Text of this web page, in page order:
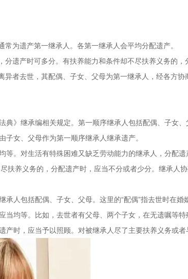
为遗产第一继承人。各第一继承人会平均分配遗产。
遗产时可多分。有扶养能力和条件却不尽扶养义务的，
者去世，其配偶、子女、父母为第一继承人，经各方
》继承编相关规定。第一顺序继承人包括配偶、子女、
女、父母作为第一顺序继承人继承遗产。
等。对生活有特殊困难又缺乏劳动能力的继承人，分配
扶养义务的，分配遗产时，应当不分或者少分。继承人协
人包括配偶、子女、父母。这里的“配偶”指去世时在婚
均等。比如，去世者有父母、两个子女，在无遗嘱等特
产时，应当予以照顾。对被继承人尽了主要扶养义务或